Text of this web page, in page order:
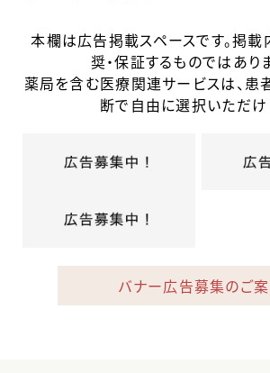
本欄は広告掲載スペースです。掲
奨・保証するものではあり
薬局を含む医療関連サービスは、患
断で自由に選択いただけ
バナー広告募集のご